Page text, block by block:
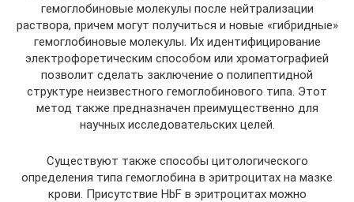
гемоглобиновые молекулы после нейтрализации
раствора, причем могут получиться и новые «гибридные»
гемоглобиновые молекулы. Их идентифицирование
электрофоретическим способом или хроматографией
позволит сделать заключение о полипептидной
структуре неизвестного гемоглобинового типа. Этот
метод также предназначен преимущественно для
научных исследовательских целей.
Существуют также способы цитологического
определения типа гемоглобина в эритроцитах на мазке
крови. Присутствие HbF в эритроцитах можно